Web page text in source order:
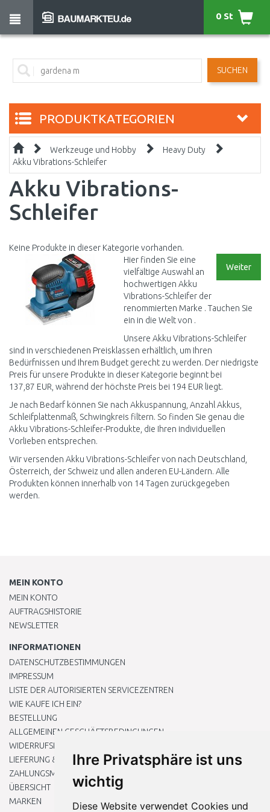
Ihre Privatsphäre ist uns
wichtig
Diese Website verwendet Cookies und
SUCHEN
0 St
PRODUKTKATEGORIEN
Werkzeuge und Hobby
Heavy Duty
Akku Vibrations-Schleifer
Akku Vibrations-
Schleifer
Keine Produkte in dieser Kategorie vorhanden.
Weiter
Hier finden Sie eine
vielfältige Auswahl an
hochwertigen Akku
Vibrations-Schleifer der
renommierten Marke . Tauchen Sie
ein in die Welt von .
Unsere Akku Vibrations-Schleifer
sind in verschiedenen Preisklassen erhältlich, um Ihren
Bedürfnissen und Ihrem Budget gerecht zu werden. Der niedrigste
Preis für unsere Produkte in dieser Kategorie beginnt bei
137,87 EUR, während der höchste Preis bei 194 EUR liegt.
Je nach Bedarf können Sie nach Akkuspannung, Anzahl Akkus,
Schleifplattenmaß, Schwingkreis filtern. So finden Sie genau die
Akku Vibrations-Schleifer-Produkte, die Ihren individuellen
Vorlieben entsprechen.
Wir versenden Akku Vibrations-Schleifer von nach Deutschland,
Österreich, der Schweiz und allen anderen EU-Ländern. Alle
Produkten können innerhalb von 14 Tagen zurückgegeben
werden.
MEIN KONTO
MEIN KONTO
AUFTRAGSHISTORIE
NEWSLETTER
INFORMATIONEN
DATENSCHUTZBESTIMMUNGEN
IMPRESSUM
LISTE DER AUTORISIERTEN SERVICEZENTREN
WIE KAUFE ICH EIN?
BESTELLUNG
ALLGEMEINEN GESCHÄFTSBEDINGUNGEN
WIDERRUFSRECHT
LIEFERUNG & ZAHLUNG
ZAHLUNGSMETHODEN
ÜBERSICHT
MARKEN